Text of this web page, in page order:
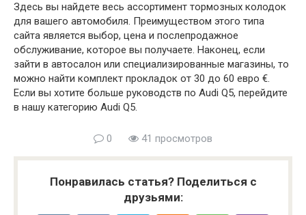
Здесь вы найдете весь ассортимент тормозных колодок
для вашего автомобиля. Преимуществом этого типа
сайта является выбор, цена и послепродажное
обслуживание, которое вы получаете. Наконец, если
зайти в автосалон или специализированные магазины, то
можно найти комплект прокладок от 30 до 60 евро €.
Если вы хотите больше руководств по Audi Q5, перейдите
в нашу категорию Audi Q5.
0 41 просмотров
Понравилась статья? Поделиться с
друзьями: